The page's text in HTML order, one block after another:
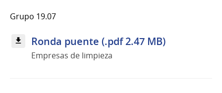
Grupo 19.07
Ronda puente (.pdf 2.47 MB)
Empresas de limpieza